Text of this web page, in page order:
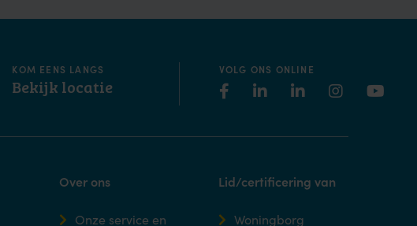
KOM EENS LANGS
Bekijk locatie
VOLG ONS ONLINE
Over ons
Onze service en
Lid/certificering van
Woningborg